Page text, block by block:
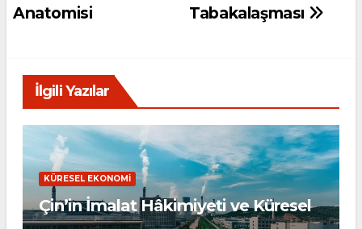
Tabakalaşması
Anatomisi
İlgili Yazılar
KÜRESEL EKONOMI
Çin’in İmalat Hâkimiyeti ve Küresel